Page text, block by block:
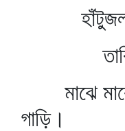
হাঁটুজল
তারি
মাঝে
গাড়ি।